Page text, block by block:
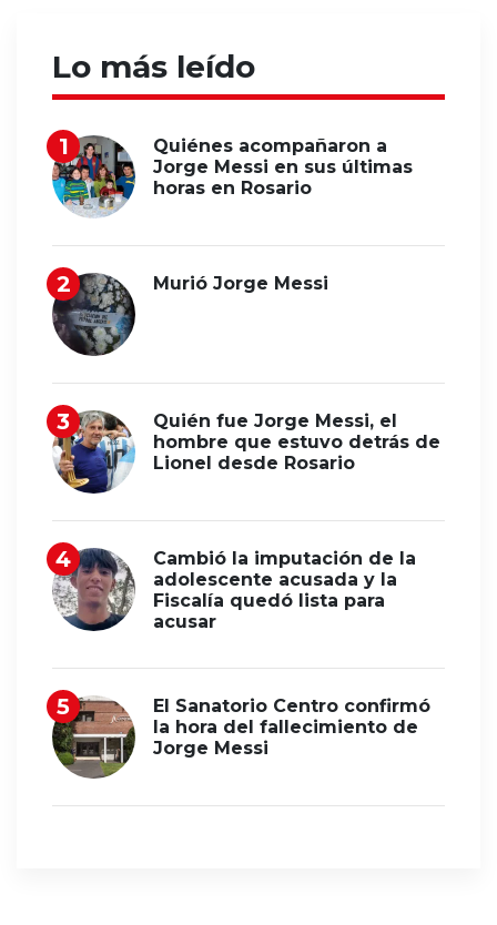
Lo más leído
Quiénes acompañaron a
Jorge Messi en sus últimas
horas en Rosario
Murió Jorge Messi
Quién fue Jorge Messi, el
hombre que estuvo detrás de
Lionel desde Rosario
Cambió la imputación de la
adolescente acusada y la
Fiscalía quedó lista para
acusar
El Sanatorio Centro confirmó
la hora del fallecimiento de
Jorge Messi